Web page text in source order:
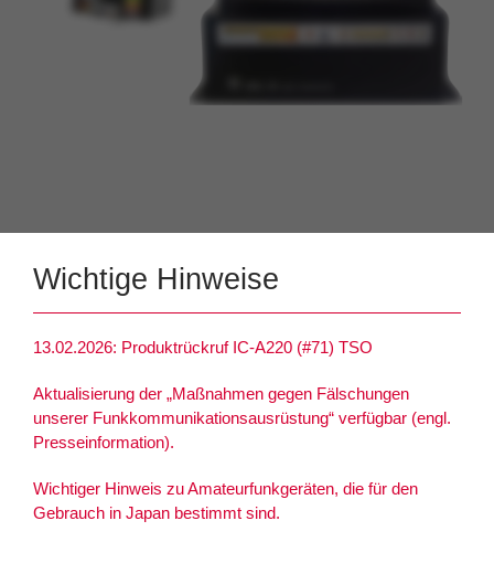
Wichtige Hinweise
13.02.2026: Produktrückruf IC-A220 (#71) TSO
Aktualisierung der „Maßnahmen gegen Fälschungen
unserer Funkkommunikationsausrüstung“ verfügbar (engl.
Presseinformation).
Wichtiger Hinweis zu Amateurfunkgeräten, die für den
Gebrauch in Japan bestimmt sind.